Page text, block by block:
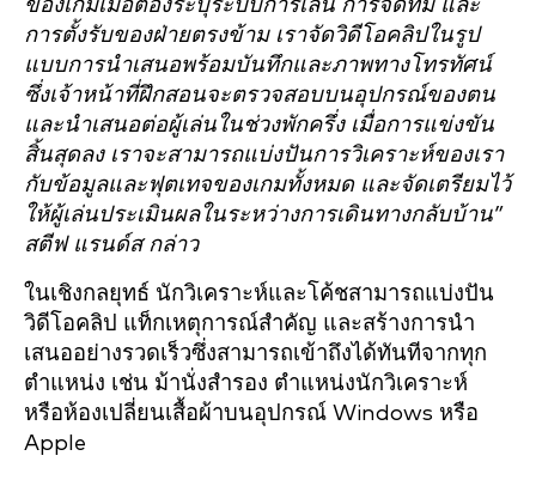
ของเกมเมื่อต้องระบุระบบการเล่น การจัดทีม และ
การตั้งรับของฝ่ายตรงข้าม เราจัดวิดีโอคลิปในรูป
แบบการนำเสนอพร้อมบันทึกและภาพทางโทรทัศน์
ซึ่งเจ้าหน้าที่ฝึกสอนจะตรวจสอบบนอุปกรณ์ของตน
และนำเสนอต่อผู้เล่นในช่วงพักครึ่ง เมื่อการแข่งขัน
สิ้นสุดลง เราจะสามารถแบ่งปันการวิเคราะห์ของเรา
กับข้อมูลและฟุตเทจของเกมทั้งหมด และจัดเตรียมไว้
ให้ผู้เล่นประเมินผลในระหว่างการเดินทางกลับบ้าน”
สตีฟ แรนด์ส กล่าว
ในเชิงกลยุทธ์ นักวิเคราะห์และโค้ชสามารถแบ่งปัน
วิดีโอคลิป แท็กเหตุการณ์สำคัญ และสร้างการนำ
เสนออย่างรวดเร็วซึ่งสามารถเข้าถึงได้ทันทีจากทุก
ตำแหน่ง เช่น ม้านั่งสำรอง ตำแหน่งนักวิเคราะห์
หรือห้องเปลี่ยนเสื้อผ้าบนอุปกรณ์ Windows หรือ
Apple